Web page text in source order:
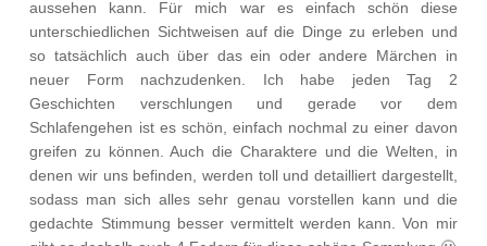
aussehen kann. Für mich war es einfach schön diese
unterschiedlichen Sichtweisen auf die Dinge zu erleben und
so tatsächlich auch über das ein oder andere Märchen in
neuer Form nachzudenken. Ich habe jeden Tag 2
Geschichten verschlungen und gerade vor dem
Schlafengehen ist es schön, einfach nochmal zu einer davon
greifen zu können. Auch die Charaktere und die Welten, in
denen wir uns befinden, werden toll und detailliert dargestellt,
sodass man sich alles sehr genau vorstellen kann und die
gedachte Stimmung besser vermittelt werden kann. Von mir